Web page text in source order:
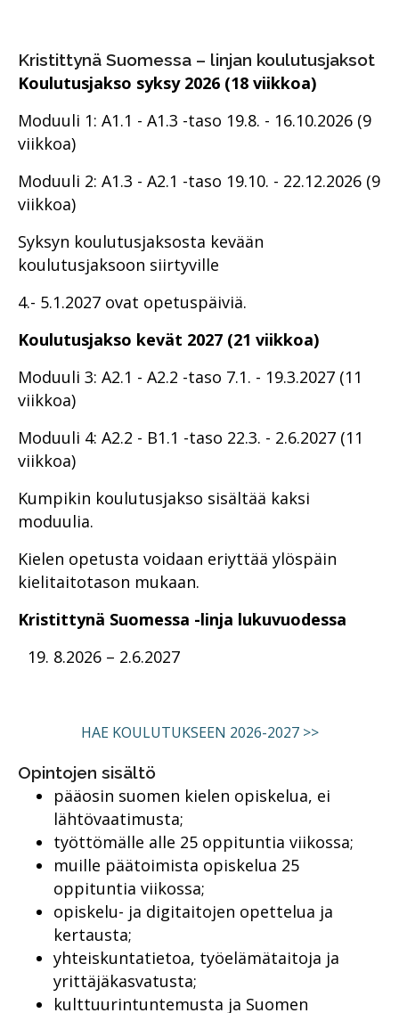
Kristittynä Suomessa – linjan koulutusjaksot
Koulutusjakso syksy 2026 (18 viikkoa)
Moduuli 1: A1.1 - A1.3 -taso 19.8. - 16.10.2026 (9
viikkoa)
Moduuli 2: A1.3 - A2.1 -taso 19.10. - 22.12.2026 (9
viikkoa)
Syksyn koulutusjaksosta kevään
koulutusjaksoon siirtyville
4.- 5.1.2027 ovat opetuspäiviä.
Koulutusjakso kevät 2027 (21 viikkoa)
Moduuli 3: A2.1 - A2.2 -taso 7.1. - 19.3.2027 (11
viikkoa)
Moduuli 4: A2.2 - B1.1 -taso 22.3. - 2.6.2027 (11
viikkoa)
Kumpikin koulutusjakso sisältää kaksi
moduulia.
Kielen opetusta voidaan eriyttää ylöspäin
kielitaitotason mukaan.
Kristittynä Suomessa -linja lukuvuodessa
8.2026 – 2.6.2027
HAE KOULUTUKSEEN 2026-2027 >>
Opintojen sisältö
pääosin suomen kielen opiskelua, ei
lähtövaatimusta;
työttömälle alle 25 oppituntia viikossa;
muille päätoimista opiskelua 25
oppituntia viikossa;
opiskelu- ja digitaitojen opettelua ja
kertausta;
yhteiskuntatietoa, työelämätaitoja ja
yrittäjäkasvatusta;
kulttuurintuntemusta ja Suomen